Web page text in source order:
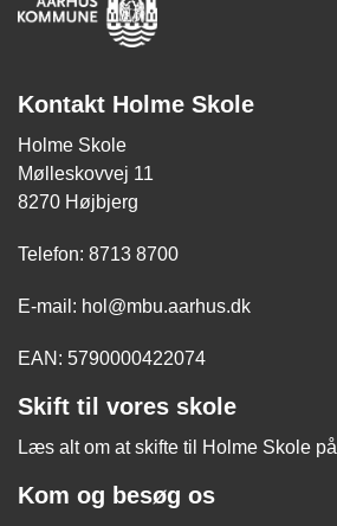
Kontakt Holme Skole
Holme Skole
Mølleskovvej 11
8270 Højbjerg
Telefon: 8713 8700
E-mail: hol@mbu.aarhus.dk
EAN: 5790000422074
Skift til vores skole
Læs alt om at skifte til Holme Skole på
Kom og besøg os